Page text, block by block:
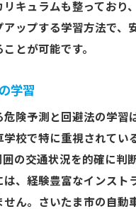
リキュラムも整っており
ップする学習方法で、
とが可能です。
学習
危険予測と回避法の学習
学校で特に重視されてい
の交通状況を的確に判
、経験豊富なインスト
せん。さいたま市の自動